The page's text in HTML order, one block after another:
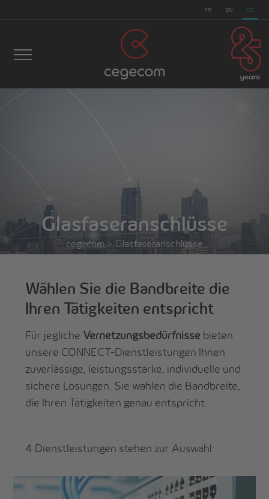
FR EN DE
cegecom > Glasfaseranschlüsse
Glasfaseranschlüsse
Wählen Sie die Bandbreite die
Ihren Tätigkeiten entspricht
Für jegliche Vernetzungsbedürfnisse bieten
unsere CONNECT-Dienstleistungen Ihnen
zuverlässige, leistungsstarke, individuelle und
sichere Lösungen. Sie wählen die Bandbreite,
die Ihren Tätigkeiten genau entspricht.
4 Dienstleistungen stehen zur Auswahl: